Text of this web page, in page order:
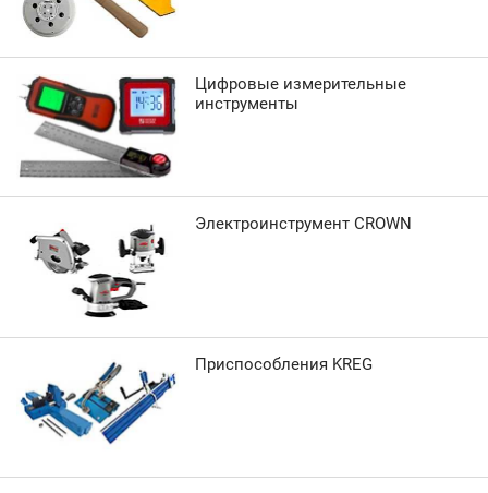
Цифровые измерительные
инструменты
Электроинструмент CROWN
Приспособления KREG